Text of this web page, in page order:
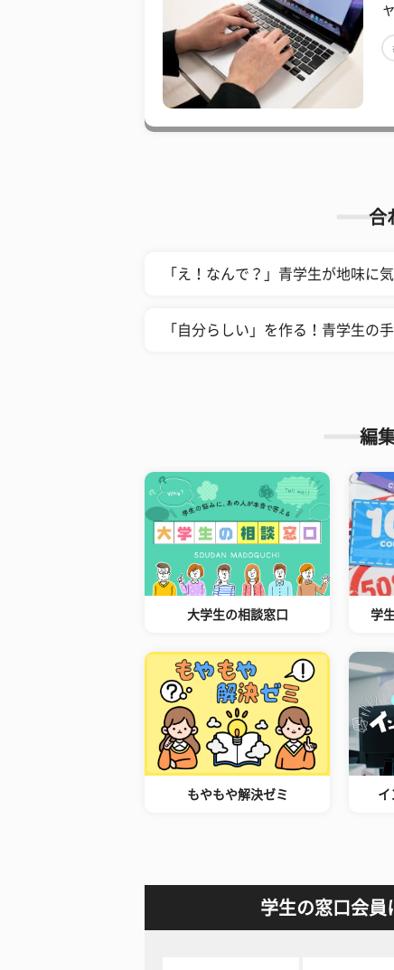
合
「え！なんで？」青学生が地味に
「自分らしい」を作る！青学生の
編
大学生の相談窓口 学
もやもや解決ゼミ イ
学生の窓口会員